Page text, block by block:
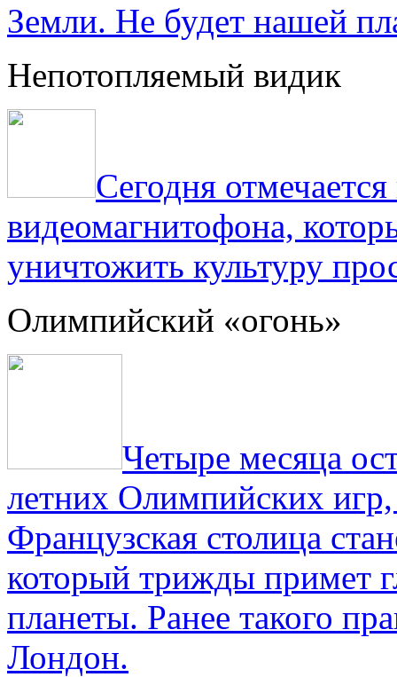
Земли. Не будет нашей
Непотопляемый видик
Сегодня
видеомагнитофона,
уничтожить культуру
Олимпийский «огонь»
Четыре месяца
летних Олимпийских
Французская столица
который трижды примет
планеты. Ранее такого
Лондон.